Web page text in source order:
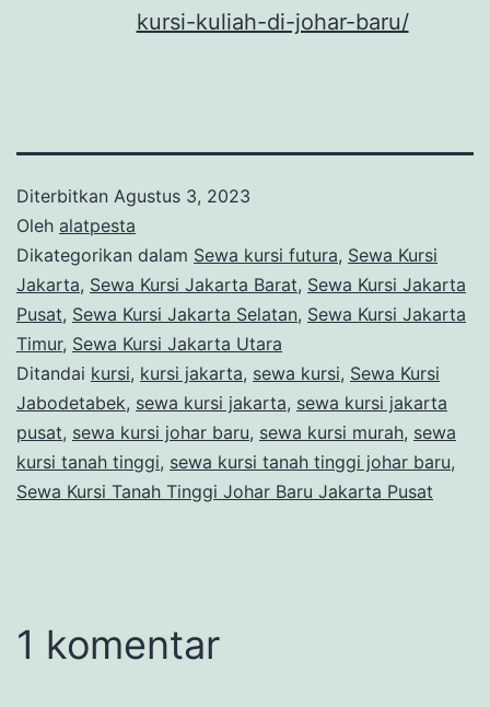
kursi-kuliah-di-johar-baru/
Diterbitkan Agustus 3, 2023
Oleh alatpesta
Dikategorikan dalam Sewa kursi futura, Sewa Kursi
Jakarta, Sewa Kursi Jakarta Barat, Sewa Kursi Jakarta
Pusat, Sewa Kursi Jakarta Selatan, Sewa Kursi Jakarta
Timur, Sewa Kursi Jakarta Utara
Ditandai kursi, kursi jakarta, sewa kursi, Sewa Kursi
Jabodetabek, sewa kursi jakarta, sewa kursi jakarta
pusat, sewa kursi johar baru, sewa kursi murah, sewa
kursi tanah tinggi, sewa kursi tanah tinggi johar baru,
Sewa Kursi Tanah Tinggi Johar Baru Jakarta Pusat
1 komentar